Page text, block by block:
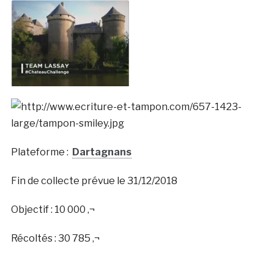
Plateforme : Dartagnans
Fin de collecte prévue le 31/12/2018
Objectif : 10 000 ‚¬
Récoltés : 30 785 ‚¬